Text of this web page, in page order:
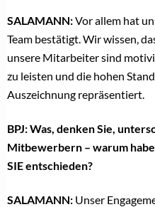
SALAMANN:Vor allem hat
Team bestätigt. Wir wissen,
unsere Mitarbeiter sind
zu leisten und die hohen
Auszeichnung repräsentiert.
BPJ: Was, denken Sie,
Mitbewerbern – warum
SIE entschieden?
SALAMANN: Unser